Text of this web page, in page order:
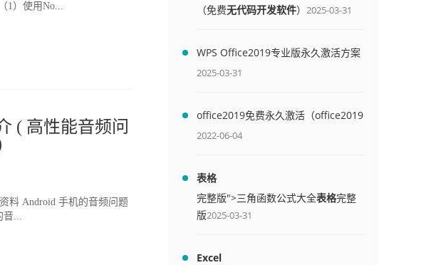
1）使用No...
( 高性能音频问
料 Android 手机的音频问题
音...
（免费无代码开发软件） 2025-03-31
WPS Office2019专业版永久激活方案
(附终身授权序列号)
2025-03-31
office2019免费永久激活（office2019
免费永久激活码）
2022-06-04
表格
完整版">三角函数公式大全表格完整
版2025-03-31
Excel